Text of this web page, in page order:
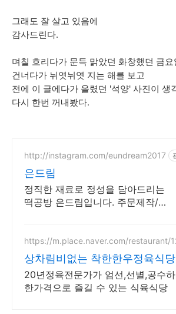
그래도 잘 살고 있음에
감사드린다.
며칠 흐리다가 문득 맑았던 화창했던 금
건너다가 뉘엿뉘엿 지는 해를 보고
전에 이 글에다가 올렸던 '석양' 사진이 생
다시 한번 꺼내봤다.
http://instagram.com/eundream2017
은드림
정직한 재료로 정성을 담아드리는
떡공방 은드림입니다. 주문제작/수
https://m.place.naver.com/restaurant/
상차림비없는 착한한우정육식당
20년정육전문가가 엄선,선별,공수
한가격으로 즐길 수 있는 식육식당